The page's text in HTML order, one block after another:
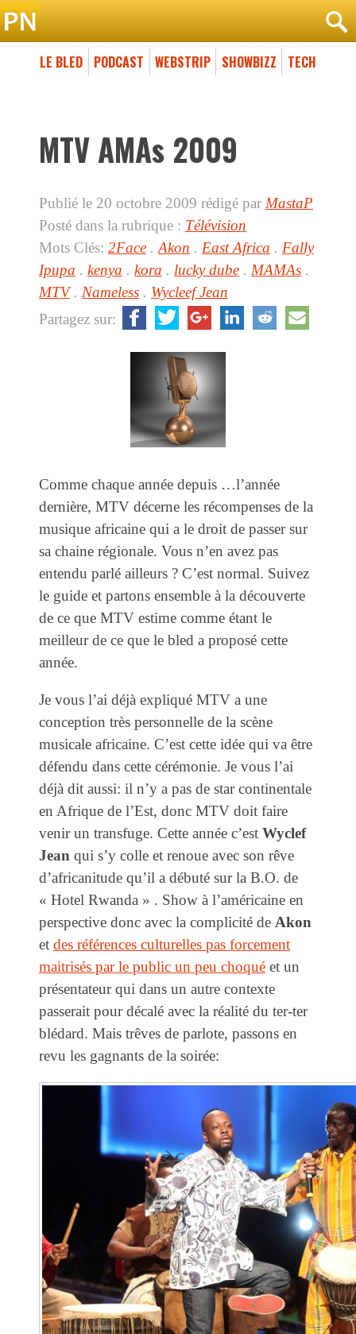
LE BLED PODCAST WEBSTRIP SHOWBIZZ TECH
MTV AMAs 2009
Publié le 20 octobre 2009 rédigé par MastaP
Posté dans la rubrique : Télévision
Mots Clés: 2Face . Akon . East Africa . Fally
Ipupa . kenya . kora . lucky dube . MAMAs .
MTV. Nameless . Wycleef Jean
Partagez sur:
Comme chaque année depuis …l’année
dernière, MTV décerne les récompenses de la
musique africaine qui a le droit de passer sur
sa chaine régionale. Vous n’en avez pas
entendu parlé ailleurs ? C’est normal. Suivez
le guide et partons ensemble à la découverte
de ce que MTV estime comme étant le
meilleur de ce que le bled a proposé cette
année.
Je vous l’ai déjà expliqué MTV a une
conception très personnelle de la scène
musicale africaine. C’est cette idée qui va être
défendu dans cette cérémonie. Je vous l’ai
déjà dit aussi: il n’y a pas de star continentale
en Afrique de l’Est, donc MTV doit faire
venir un transfuge. Cette année c’est Wyclef
Jean qui s’y colle et renoue avec son rêve
d’africanitude qu’il a débuté sur la B.O. de
« Hotel Rwanda » . Show à l’américaine en
perspective donc avec la complicité de Akon
et des références culturelles pas forcement
maitrisés par le public un peu choqué et un
présentateur qui dans un autre contexte
passerait pour décalé avec la réalité du ter-ter
blédard. Mais trêves de parlote, passons en
revu les gagnants de la soirée: